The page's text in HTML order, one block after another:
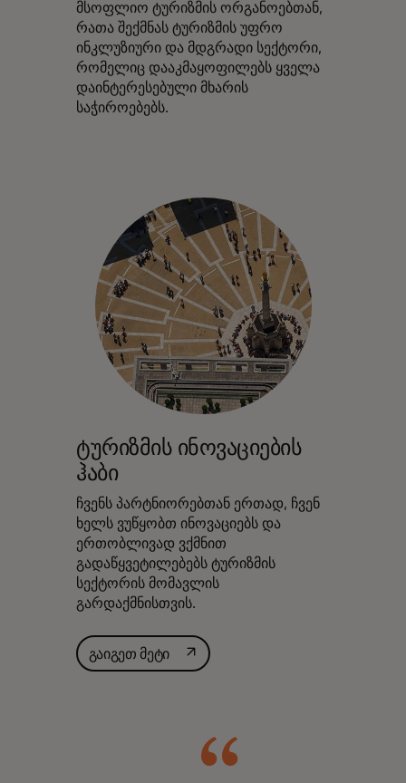
მსოფლიო ტურიზმის ორგანოებთან,
რათა შექმნას ტურიზმის უფრო
ინკლუზიური და მდგრადი სექტორი,
რომელიც დააკმაყოფილებს ყველა
დაინტერესებული მხარის
საჭიროებებს.
ტურიზმის ინოვაციების
ჰაბი
ჩვენს პარტნიორებთან ერთად, ჩვენ
ხელს ვუწყობთ ინოვაციებს და
ერთობლივად ვქმნით
გადაწყვეტილებებს ტურიზმის
სექტორის მომავლის
გარდაქმნისთვის.
გაიგეთ მეტი opens in a new tab